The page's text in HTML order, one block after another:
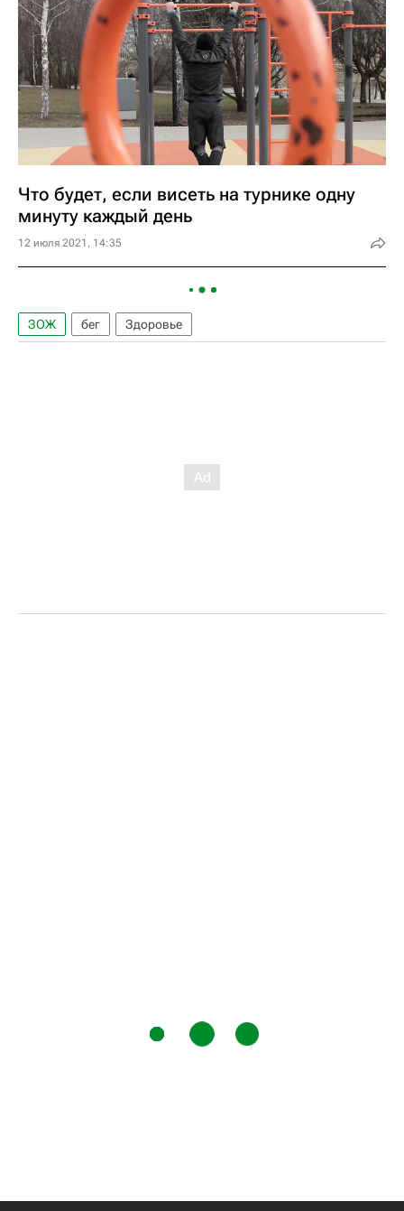
Что будет, если висеть на турнике одну
минуту каждый день
12 июля 2021, 14:35
ЗОЖ бег Здоровье